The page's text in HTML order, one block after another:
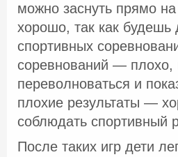
можно заснуть прямо
хорошо, так как
спортивных
соревнований — плохо,
переволноваться и
плохие результаты —
соблюдать спортивный
После таких игр дети